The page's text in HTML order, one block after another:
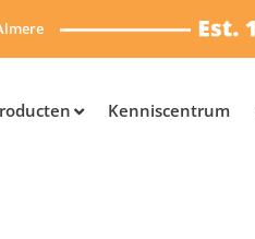
Kenniscentrum